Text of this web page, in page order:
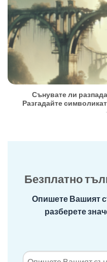
Сънувате ли
Разгадайте
Безплатно
Опишете Вашият
разберете